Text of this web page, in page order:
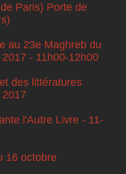
Paris) Porte de
au 23e Maghreb du
- 11h00-12h00
des littératures
l'Autre Livre - 11-
16 octobre